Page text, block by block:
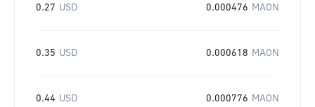
0.27 USD 0.000476 MAON
0.35 USD 0.000618 MAON
0.44 USD 0.000776 MAON